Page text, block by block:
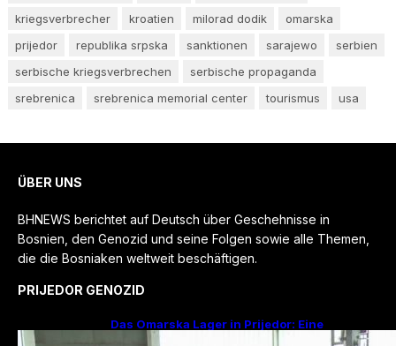
kriegsverbrecher
kroatien milorad dodik
omarska
prijedor
republika srpska sanktionen sarajewo
serbien
serbische kriegsverbrechen
serbische propaganda
srebrenica
srebrenica memorial center tourismus usa
ÜBER UNS
BHNEWS berichtet auf Deutsch über Geschehnisse in
Bosnien, den Genozid und seine Folgen sowie alle Themen,
die die Bosniaken weltweit beschäftigen.
PRIJEDOR GENOZID
Das Omarska Lager in Prijedor: Eine
Todesfabrik ohne Krieg